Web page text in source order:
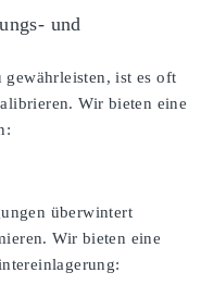
und
gewährleisten, ist es oft
Wir bieten eine
überwintert
Wir bieten eine